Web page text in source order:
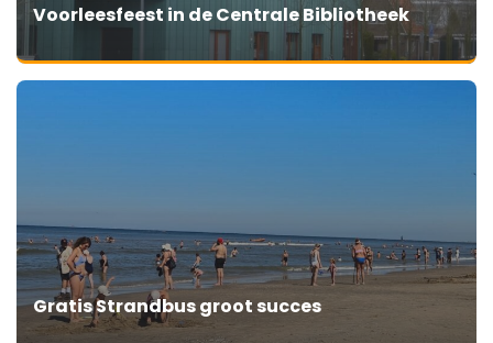
Voorleesfeest in de Centrale Bibliotheek
Gratis Strandbus groot succes